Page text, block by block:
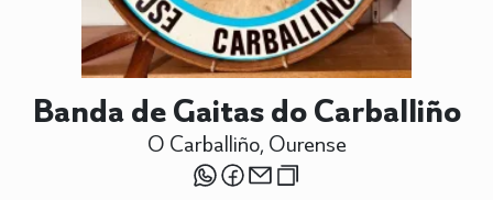
Banda de Gaitas do Carballiño
O Carballiño, Ourense